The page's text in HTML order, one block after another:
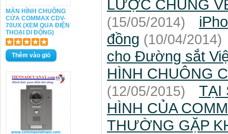
MÀN HÌNH CHUÔNG
CỬA COMMAX CDV-
70UX (XEM QUA ĐIỆN
THOẠI DI ĐỘNG)
LƯỢC CHUNG
(15/05/2014)
đồng (10/04/2014)
cho Đường sắt
HÌNH CHUÔNG
(12/05/2015)
TẠI
HÌNH CỦA
THƯỜNG GẶP